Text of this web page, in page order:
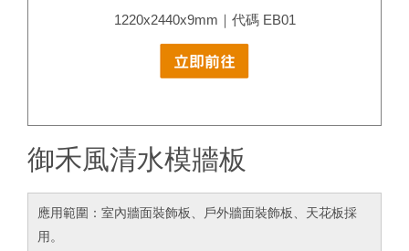
1220x2440x9mm｜代碼 EB01
御禾風清水模牆板
應用範圍：室內牆面裝飾板、戶外牆面裝飾板、天花板採
用。